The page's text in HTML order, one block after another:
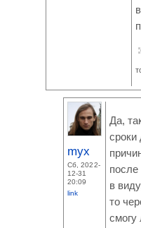
myx
Сб, 2022-
12-31
20:09
link
Да,
сроки
в
то
смогу